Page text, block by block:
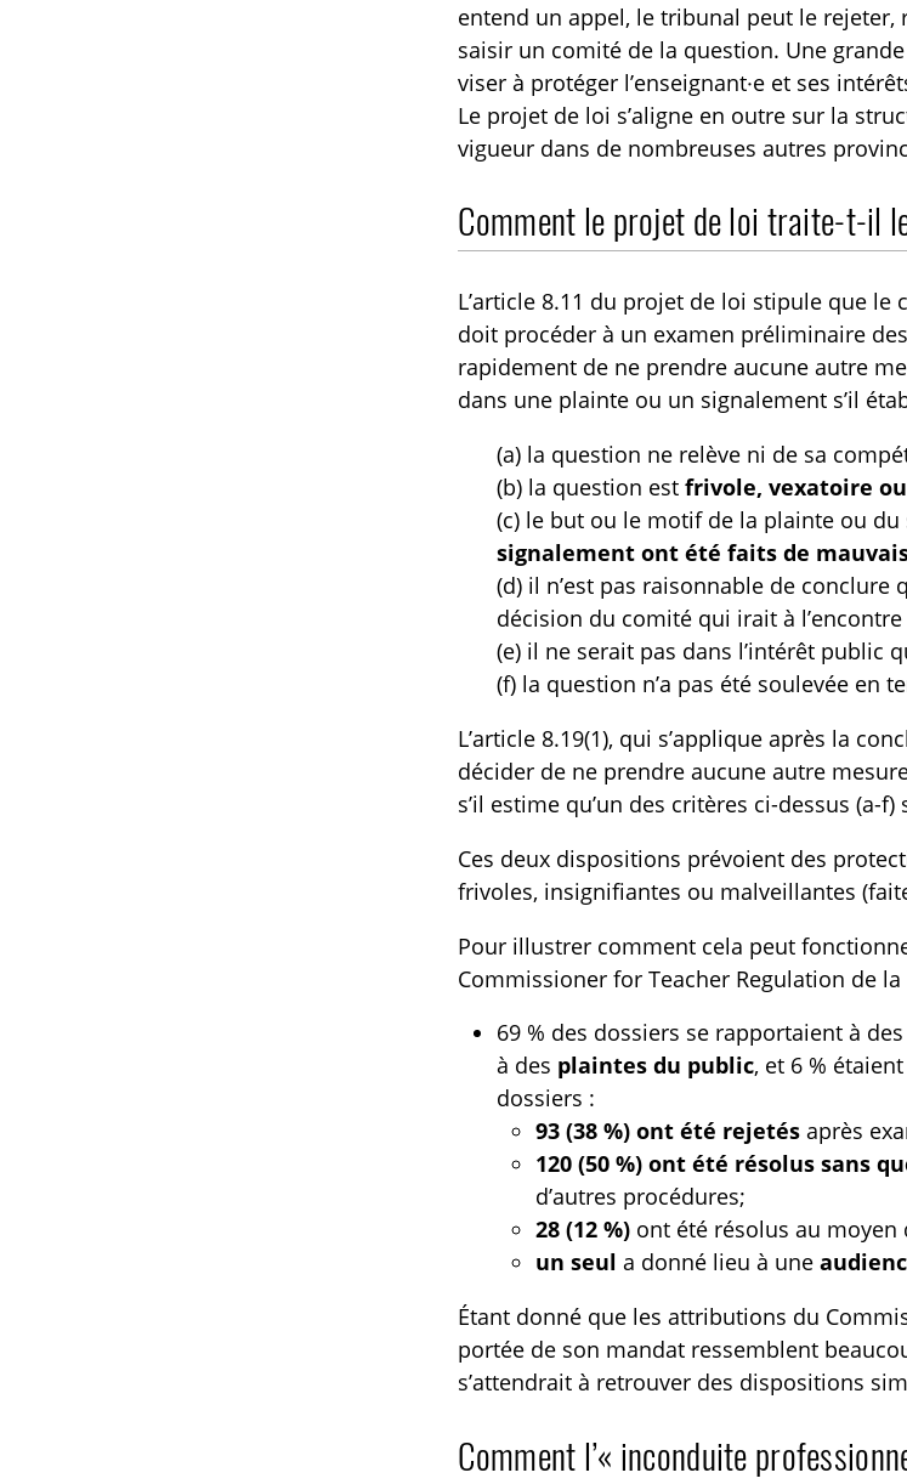
entend un appel, le tribunal peut le
saisir un comité de la question. Une
viser à protéger l’enseignant·e et ses
Le projet de loi s’aligne en outre sur la
vigueur dans de nombreuses autres
Comment le projet de loi traite-t-il
L’article 8.11 du projet de loi stipule que
doit procéder à un examen préliminaire
rapidement de ne prendre aucune autre
dans une plainte ou un signalement s’il
(a) la question ne relève ni de sa
(b) la question estfrivole, vexatoire
(c) le but ou le motif de la plainte ou
signalement ont été faits de
(d) il n’est pas raisonnable de
décision du comité qui irait à
(e) il ne serait pas dans l’intérêt public
(f) la question n’a pas été soulevée en
L’article 8.19(1), qui s’applique après la
décider de ne prendre aucune autre
s’il estime qu’un des critères ci-dessus (a-f)
Ces deux dispositions prévoient des
frivoles, insignifiantes ou malveillantes
Pour illustrer comment cela peut
Commissioner for Teacher Regulation de
69 % des dossiers se rapportaient à
à des plaintes du public, et 6 %
dossiers :
93 (38 %) ont été rejetés après
120 (50 %) ont été résolus sans
d’autres procédures;
28 (12 %) ont été résolus au moyen
un seul a donné lieu à une
Étant donné que les attributions du
portée de son mandat ressemblent
s’attendrait à retrouver des dispositions
Comment l’« inconduite